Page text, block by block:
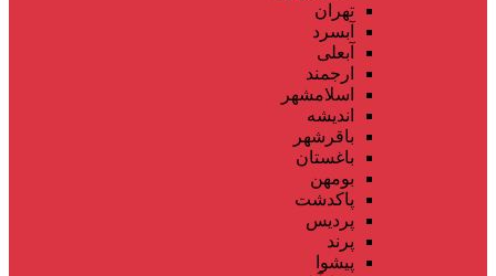
تهران
آبسرد
آبعلی
ارجمند
اسلامشهر
اندیشه
باقرشهر
باغستان
بومهن
پاکدشت
پردیس
پرند
پیشوا